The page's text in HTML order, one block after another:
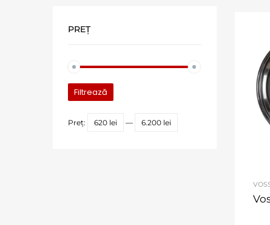
PREȚ
Filtrează
Preț: 620 lei — 6.200 lei